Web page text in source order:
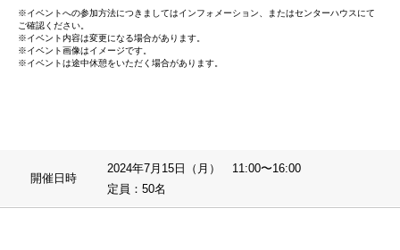
※イベントへの参加方法につきましてはインフォメーション、またはセンターハウスにて
ご確認ください。
※イベント内容は変更になる場合があります。
※イベント画像はイメージです。
※イベントは途中休憩をいただく場合があります。
開催日時
2024年7月15日（月） 11:00〜16:00
定員：50名